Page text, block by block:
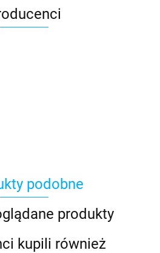
podobne
produkty
kupili również